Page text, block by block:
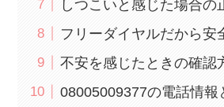
しつこいと感じた場合の
フリーダイヤルだから安
不安を感じたときの確認
08005009377の電話情報